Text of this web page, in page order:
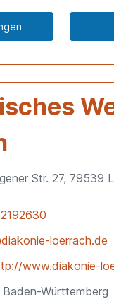
Str. 27, 79539
loerrach.de
www.diakonie-
Baden-Württemberg